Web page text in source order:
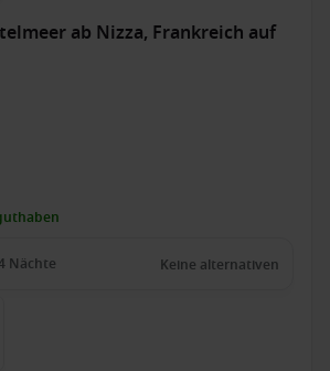
ab Nizza, Frankreich auf
Nächte Keine alternativen